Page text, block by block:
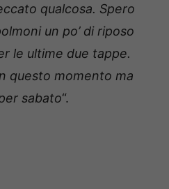
qualcosa. Spero
un po’ di riposo
le ultime due tappe.
questo momento ma
sabato“.